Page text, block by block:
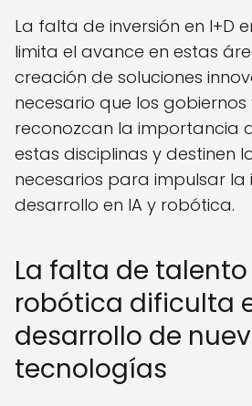
La falta de inversión en I+D
limita el avance en estas
creación de soluciones
necesario que los
reconozcan la importancia
estas disciplinas y destinen
necesarios para impulsar la
desarrollo en IA y robótica.
La falta de talento
robótica dificulta
desarrollo de
tecnologías